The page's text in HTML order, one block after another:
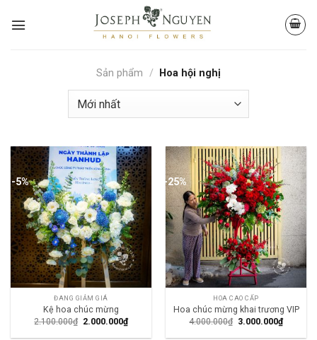
Sản phẩm / Hoa hội nghị
-5%
ĐANG GIẢM GIÁ
Kệ hoa chúc mừng
2.100.000₫ 2.000.000₫
-25%
HOA CAO CẤP
Hoa chúc mừng khai trương VIP
4.000.000₫ 3.000.000₫